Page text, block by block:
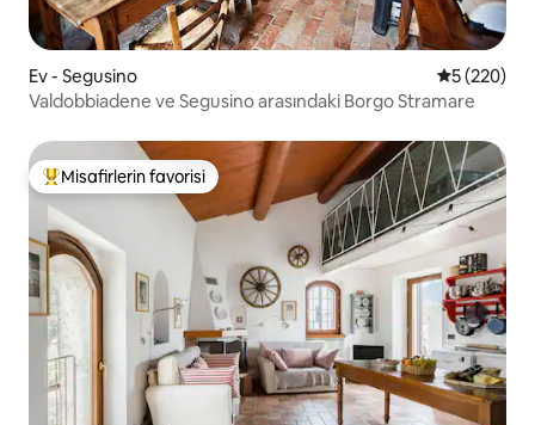
Ev - Segusino 55 (220)
Valdobbiadene ve Segusino arasındaki Borgo Stramare
Misafirlerin favorilerinden en beğenilenler arasında
Misafirlerin favorisi